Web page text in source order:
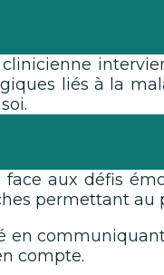
clinicienne
liés à la
face aux défis
permettant au
en
compte.